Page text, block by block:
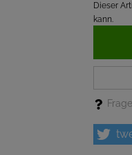
Dieser
kann.